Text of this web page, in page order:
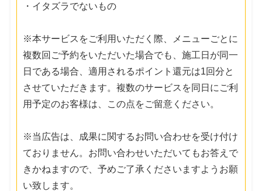
・イタズラでないもの
※本サービスをご利用いただく際、メニューごとに
複数回ご予約をいただいた場合でも、施工日が同一
日である場合、適用されるポイント還元は1回分と
させていただきます。複数のサービスを同日にご利
用予定のお客様は、この点をご留意ください。
※当広告は、成果に関するお問い合わせを受け付け
ておりません。お問い合わせいただいてもお答えで
きかねますので、予めご了承くださいますようお願
い致します。